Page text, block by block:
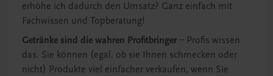
erhöhe ich dadurch den Umsatz? Ganz einfach mit
Fachwissen und Topberatung!
Getränke sind die wahren Profitbringer – Profis wissen
das. Sie können (egal, ob sie Ihnen schmecken oder
nicht) Produkte viel einfacher verkaufen, wenn Sie